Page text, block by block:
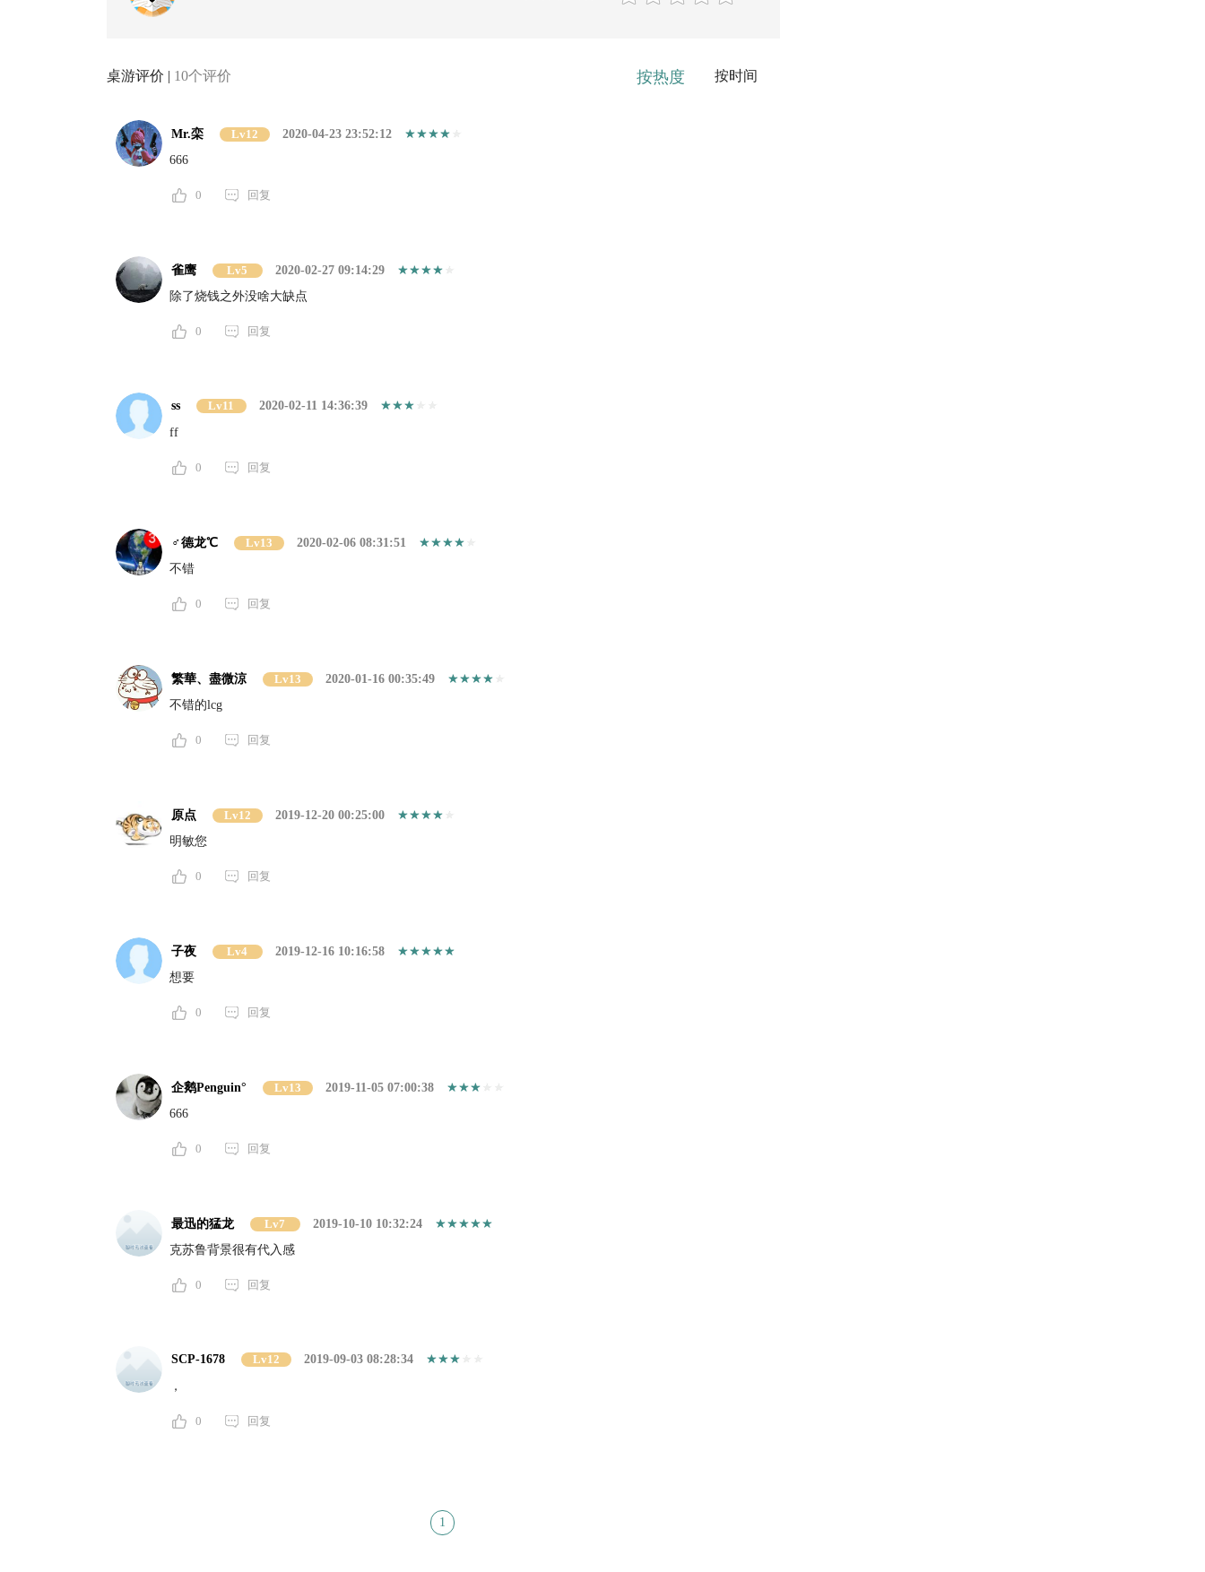
桌游评价 | 10个评价 按热度 按时间
Mr.栾 Lv12
2020-04-23 23:52:12
666
0 回复
雀鹰 Lv5
2020-02-27 09:14:29
除了烧钱之外没啥大缺点
0 回复
ss Lv11
2020-02-11 14:36:39
ff
0 回复
♂德龙℃ Lv13
2020-02-06 08:31:51
不错
0 回复
繁華、盡微涼 Lv13
2020-01-16 00:35:49
不错的lcg
0 回复
原点 Lv12
2019-12-20 00:25:00
明敏您
0 回复
子夜 Lv4
2019-12-16 10:16:58
想要
0 回复
企鹅Penguin° Lv13
2019-11-05 07:00:38
666
0 回复
最迅的猛龙 Lv7
2019-10-10 10:32:24
克苏鲁背景很有代入感
0 回复
SCP-1678 Lv12
2019-09-03 08:28:34
，
0 回复
1